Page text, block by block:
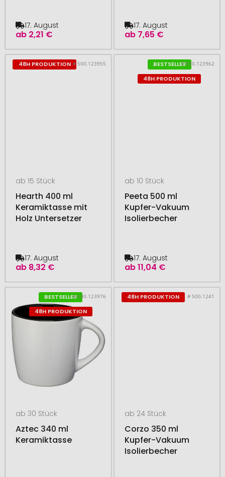
ab 2,21 €
17. August
ab 7,65 €
17. August
48H PRODUKTION # 500.123955
ab 15 Stück
Hearth 400 ml
Keramiktasse mit
Holz Untersetzer
ab 8,32 €
17. August
BESTSELLER
48H PRODUKTION
# 500.123962
ab 10 Stück
Peeta 500 ml
Kupfer-Vakuum
Isolierbecher
ab11,04 €
17. August
BESTSELLER
48H PRODUKTION
# 500.123976
ab 30 Stück
Aztec 340 ml
Keramiktasse
48H PRODUKTION # 500.1241
ab 24 Stück
Corzo 350 ml
Kupfer-Vakuum
Isolierbecher